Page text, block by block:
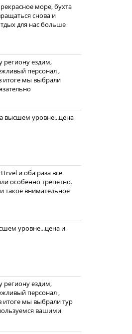
море, бухта
снова и
для нас больше
региону ездим,
персонал ,
итоге мы выбрали
высшем уровне...цена
и оба раза все
особенно трепетно.
такое внимательное
уровне...цена и
региону ездим,
персонал ,
мы выбрали тур
вашими